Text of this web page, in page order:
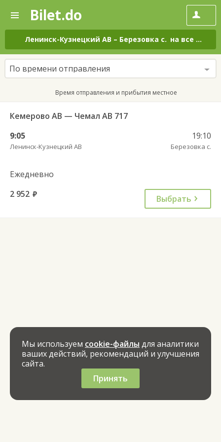
—
Поиск
и
покупка
билетов
на
автобус
онлайн
Bilet.do
Ленинск-Кузнецкий АВ – Березовка с. на все дни
По времени отправления
Время отправления и прибытия местное
Кемерово АВ — Чемал АВ 717
9:05
Ленинск-Кузнецкий АВ
19:10
Березовка с.
Ежедневно
2 952 руб. Выбрать
Мы используем cookie-файлы для аналитики
ваших действий, рекомендаций и улучшения
сайта.
Принять